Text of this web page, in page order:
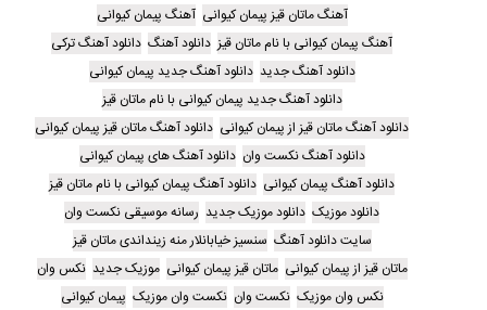
آهنگ ماتان قیز پیمان کیوانی آهنگ پیمان کیوانی
آهنگ پیمان کیوانی با نام ماتان قیز دانلود آهنگ دانلود آهنگ ترکی
دانلود آهنگ جدید دانلود آهنگ جدید پیمان کیوانی
دانلود آهنگ جدید پیمان کیوانی با نام ماتان قیز
دانلود آهنگ ماتان قیز از پیمان کیوانی دانلود آهنگ ماتان قیز پیمان کیوانی
دانلود آهنگ نکست وان دانلود آهنگ های پیمان کیوانی
دانلود آهنگ پیمان کیوانی دانلود آهنگ پیمان کیوانی با نام ماتان قیز
دانلود موزیک دانلود موزیک جدید رسانه موسیقی نکست وان
سایت دانلود آهنگ سنسیز خیابانلار منه زینداندی ماتان قیز
ماتان قیز از پیمان کیوانی ماتان قیز پیمان کیوانی موزیک جدید نکس وان
نکس وان موزیک نکست وان نکست وان موزیک پیمان کیوانی